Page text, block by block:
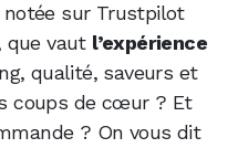
sur Trustpilot
que vaut l’expérience
qualité, saveurs et
coups de cœur ? Et
? On vous dit